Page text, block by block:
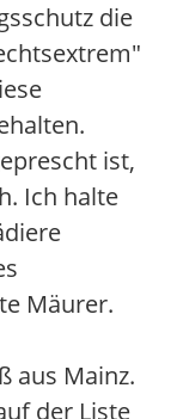
die
ist,
Ich halte
Mäurer.
aus Mainz.
der Liste